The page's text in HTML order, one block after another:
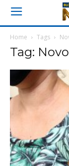
Home Tags
Tag: